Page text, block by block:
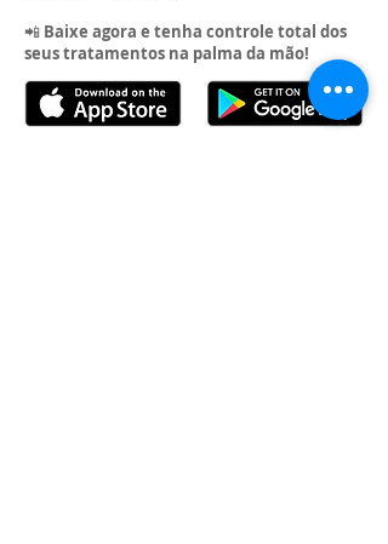
📲 Baixe agora e tenha controle total dos
seus tratamentos na palma da mão!